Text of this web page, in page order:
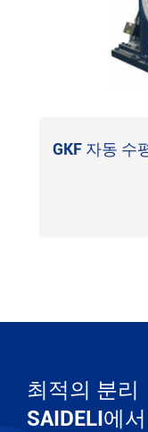
GKF 자동 수
최적의 분리
SAIDELI에